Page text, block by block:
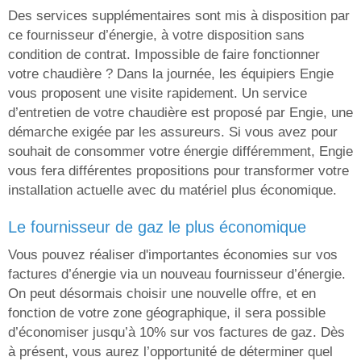
Des services supplémentaires sont mis à disposition par
ce fournisseur d’énergie, à votre disposition sans
condition de contrat. Impossible de faire fonctionner
votre chaudière ? Dans la journée, les équipiers Engie
vous proposent une visite rapidement. Un service
d’entretien de votre chaudière est proposé par Engie, une
démarche exigée par les assureurs. Si vous avez pour
souhait de consommer votre énergie différemment, Engie
vous fera différentes propositions pour transformer votre
installation actuelle avec du matériel plus économique.
le fournisseur de gaz le plus économique
Vous pouvez réaliser d'importantes économies sur vos
factures d’énergie via un nouveau fournisseur d’énergie.
On peut désormais choisir une nouvelle offre, et en
fonction de votre zone géographique, il sera possible
d’économiser jusqu’à 10% sur vos factures de gaz. Dès
à présent, vous aurez l’opportunité de déterminer quel